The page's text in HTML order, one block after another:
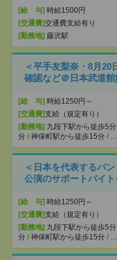
[給 与] 時給1500円
[交通費]交通費支給有り
[勤務地] 藤沢駅
＜平手友梨奈・8月20
確認など＠日本武道
[給 与] 時給1250円～
[交通費]支給（規定有り）
[勤務地] 九段下駅から徒歩5分
分 / 神保町駅から徒歩15分 / …
＜日本を代表するバ
公演のサポートバイ
[給 与] 時給1250円～
[交通費]支給（規定有り）
[勤務地] 九段下駅から徒歩5分
分 / 神保町駅から徒歩15分 / …